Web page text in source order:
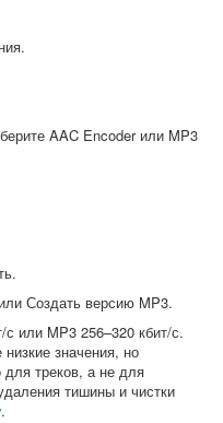
AAC Encoder или MP3
Создать версию MP3.
или MP3 256–320 кбит/с.
значения, но
треков, а не для
тишины и чистки
.